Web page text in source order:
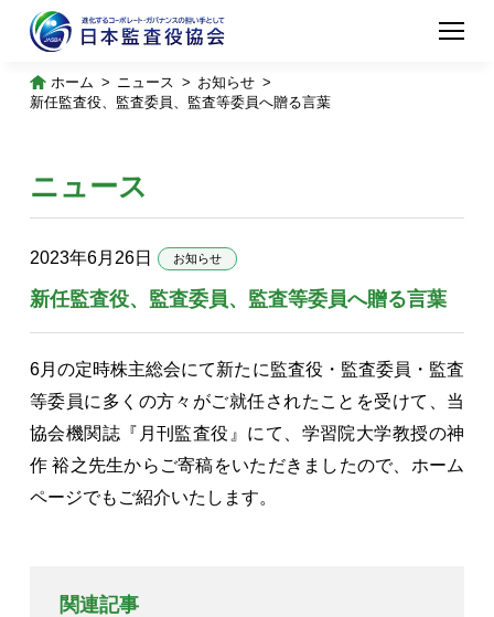
ホーム ニュース
お知らせ
新任監査役、監査委員、監査等委員へ贈る言葉
ニュース
2023年6月26日 お知らせ
新任監査役、監査委員、監査等委員へ贈る言葉
6月の定時株主総会にて新たに監査役・監査委員・監査
等委員に多くの方々がご就任されたことを受けて、当
協会機関誌『月刊監査役』にて、学習院大学教授の神
作 裕之先生からご寄稿をいただきましたので、ホーム
ページでもご紹介いたします。
関連記事